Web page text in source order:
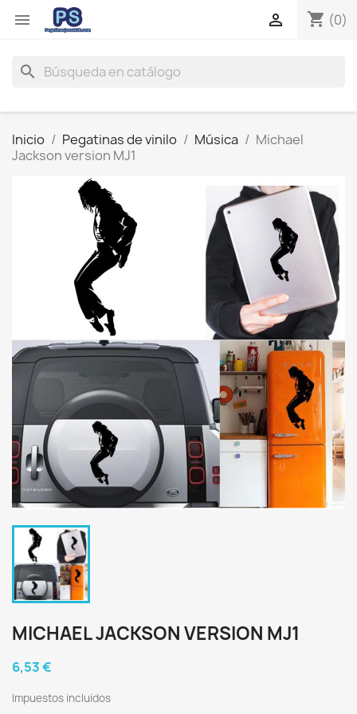
 shopping_cart (0)

search
Inicio Pegatinas de vinilo Música
Michael
Jackson version MJ1
MICHAEL JACKSON VERSION MJ1
6,53 €
Impuestos incluidos